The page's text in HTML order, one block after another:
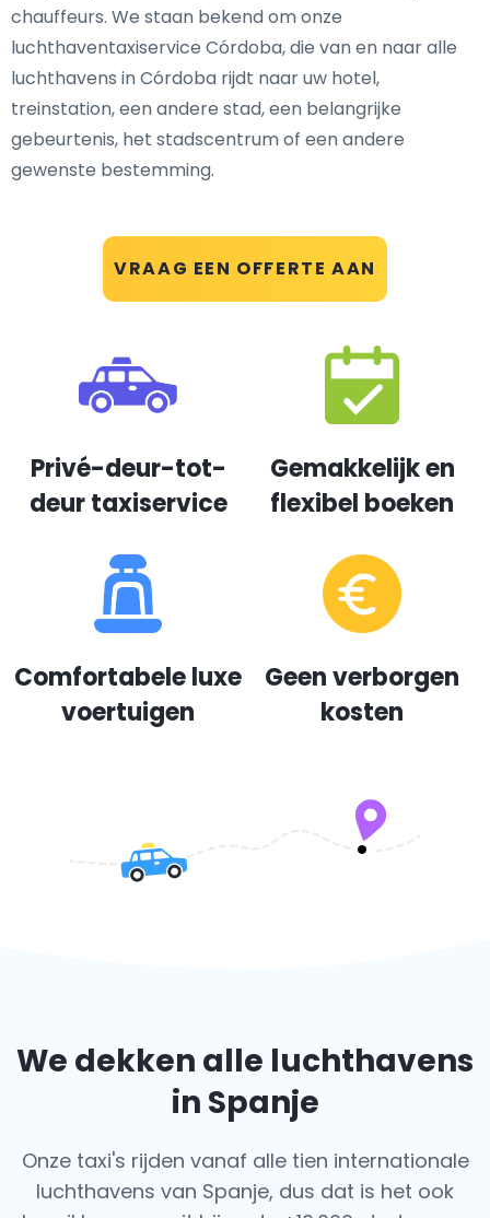
VRAAG EEN OFFERTE AAN
chauffeurs. We staan bekend om onze
luchthaventaxiservice Córdoba, die van en naar alle
luchthavens in Córdoba rijdt naar uw hotel,
treinstation, een andere stad, een belangrijke
gebeurtenis, het stadscentrum of een andere
gewenste bestemming.
Privé-deur-tot-
deur taxiservice
Gemakkelijk en
flexibel boeken
Comfortabele luxe
voertuigen
Geen verborgen
kosten
We dekken alle luchthavens
in Spanje
Onze taxi's rijden vanaf alle tien internationale
luchthavens van Spanje, dus dat is het ook